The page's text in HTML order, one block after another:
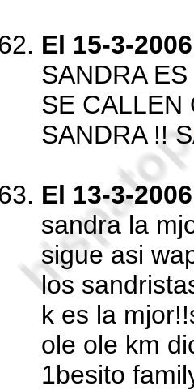
El 15-3-2006
SANDRA
SE CALLEN
SANDRA !!
El 13-3-2006
sandra la
sigue asi
los
k es la
ole ole km
1besito